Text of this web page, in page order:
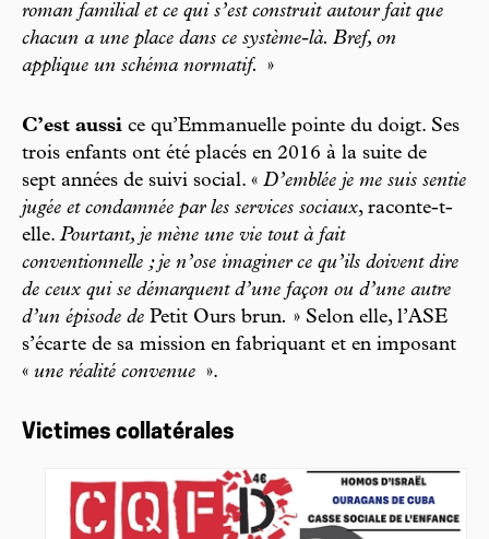
roman familial et ce qui s’est construit autour fait que
chacun a une place dans ce système-là. Bref, on
applique un schéma normatif.
»
C’est aussi ce qu’Emmanuelle pointe du doigt. Ses
trois enfants ont été placés en 2016 à la suite de
sept années de suivi social. « D’emblée je me suis sentie
jugée et condamnée par les services sociaux, raconte-t-
elle. Pourtant, je mène une vie tout à fait
conventionnelle ; je n’ose imaginer ce qu’ils doivent dire
de ceux qui se démarquent d’une façon ou d’une autre
d’un épisode de Petit Ours brun. » Selon elle, l’ASE
s’écarte de sa mission en fabriquant et en imposant
« une réalité convenue ».
Victimes collatérales